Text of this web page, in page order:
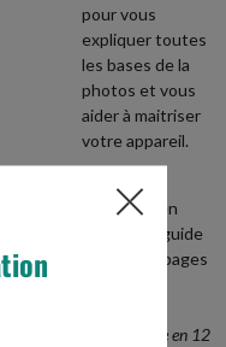
pour vous
expliquer toutes
les bases de la
photos et vous
aider à maitriser
votre appareil.
recevez en
BONUS le guide
PDF de 40 pages
photographe en 12